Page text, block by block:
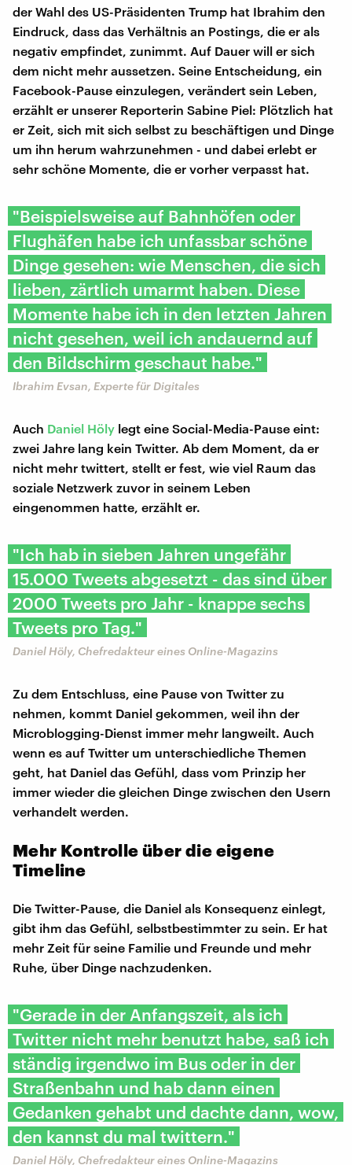
der Wahl des US-Präsidenten Trump hat Ibrahim den
Eindruck, dass das Verhältnis an Postings, die er als
negativ empfindet, zunimmt. Auf Dauer will er sich
dem nicht mehr aussetzen. Seine Entscheidung, ein
Facebook-Pause einzulegen, verändert sein Leben,
erzählt er unserer Reporterin Sabine Piel: Plötzlich hat
er Zeit, sich mit sich selbst zu beschäftigen und Dinge
um ihn herum wahrzunehmen - und dabei erlebt er
sehr schöne Momente, die er vorher verpasst hat.
"Beispielsweise auf Bahnhöfen oder
Flughäfen habe ich unfassbar schöne
Dinge gesehen: wie Menschen, die sich
lieben, zärtlich umarmt haben. Diese
Momente habe ich in den letzten Jahren
nicht gesehen, weil ich andauernd auf
den Bildschirm geschaut habe."
Ibrahim Evsan, Experte für Digitales
Auch Daniel Höly legt eine Social-Media-Pause eint:
zwei Jahre lang kein Twitter. Ab dem Moment, da er
nicht mehr twittert, stellt er fest, wie viel Raum das
soziale Netzwerk zuvor in seinem Leben
eingenommen hatte, erzählt er.
"Ich hab in sieben Jahren ungefähr
15.000 Tweets abgesetzt - das sind über
2000 Tweets pro Jahr - knappe sechs
Tweets pro Tag."
Daniel Höly, Chefredakteur eines Online-Magazins
Zu dem Entschluss, eine Pause von Twitter zu
nehmen, kommt Daniel gekommen, weil ihn der
Microblogging-Dienst immer mehr langweilt. Auch
wenn es auf Twitter um unterschiedliche Themen
geht, hat Daniel das Gefühl, dass vom Prinzip her
immer wieder die gleichen Dinge zwischen den Usern
verhandelt werden.
Mehr Kontrolle über die eigene
Timeline
Die Twitter-Pause, die Daniel als Konsequenz einlegt,
gibt ihm das Gefühl, selbstbestimmter zu sein. Er hat
mehr Zeit für seine Familie und Freunde und mehr
Ruhe, über Dinge nachzudenken.
"Gerade in der Anfangszeit, als ich
Twitter nicht mehr benutzt habe, saß ich
ständig irgendwo im Bus oder in der
Straßenbahn und hab dann einen
Gedanken gehabt und dachte dann, wow,
den kannst du mal twittern."
Daniel Höly, Chefredakteur eines Online-Magazins